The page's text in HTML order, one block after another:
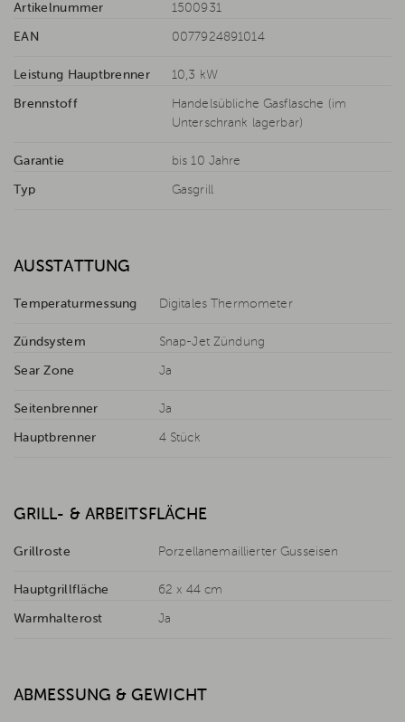
Artikelnummer 1500931
EAN 0077924891014
Leistung Hauptbrenner 10,3 kW
Brennstoff
Handelsübliche Gasflasche (im
Unterschrank lagerbar)
Garantie bis 10 Jahre
Typ Gasgrill
AUSSTATTUNG
Temperaturmessung Digitales Thermometer
Zündsystem Snap-Jet Zündung
Sear Zone Ja
Seitenbrenner Ja
Hauptbrenner 4 Stück
GRILL- & ARBEITSFLÄCHE
Grillroste Porzellanemaillierter Gusseisen
Hauptgrillfläche 62 x 44 cm
Warmhalterost Ja
ABMESSUNG & GEWICHT